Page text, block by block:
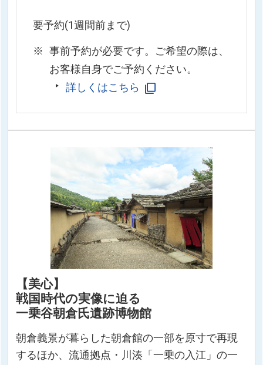
要予約(1週間前まで)
事前予約が必要です。ご希望の際は、
お客様自身でご予約ください。
詳しくはこちら
【美心】
戦国時代の実像に迫る
一乗谷朝倉氏遺跡博物館
朝倉義景が暮らした朝倉館の一部を原寸で再現
するほか、流通拠点・川湊「一乗の入江」の一